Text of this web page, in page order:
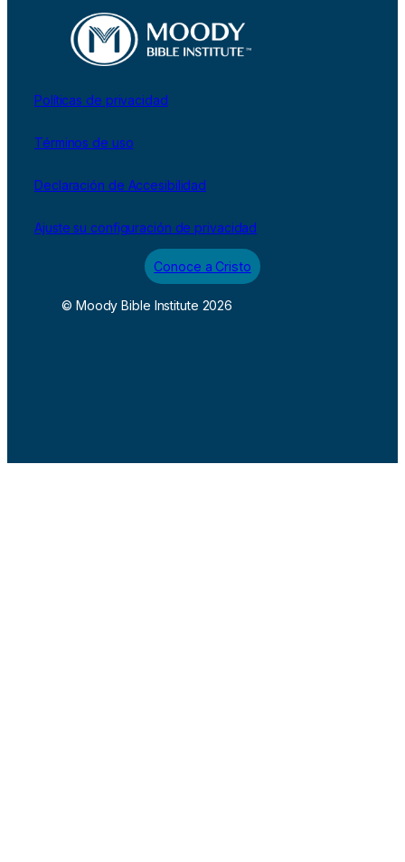
Políticas de privacidad
Términos de uso
Declaración de Accesibilidad
Ajuste su configuración de privacidad
Conoce a Cristo
© Moody Bible Institute 2026